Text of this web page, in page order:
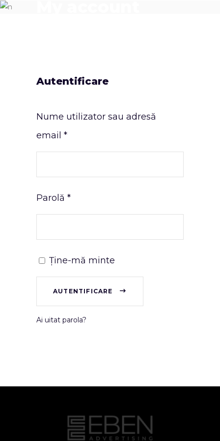
Autentificare
Nume utilizator sau adresă
email *
Parolă *
Ține-mă minte
AUTENTIFICARE
Ai uitat parola?